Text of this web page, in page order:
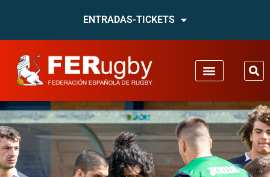
ENTRADAS-TICKETS